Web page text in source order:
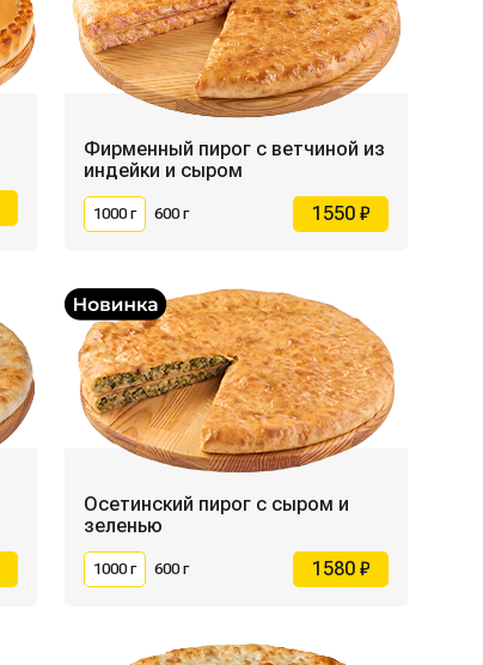
Фирменный пирог с ветчиной из
индейки и сыром
1000 г 600 г 1550 ₽
Осетинский пирог с сыром и
зеленью
1000 г 600 г 1580 ₽